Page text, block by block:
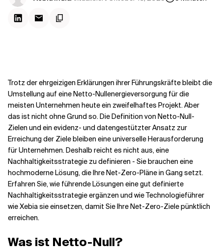
Verwandte Themen
Trotz der ehrgeizigen Erklärungen ihrer Führungskräfte bleibt die
Umstellung auf eine Netto-Nullenergieversorgung für die
meisten Unternehmen heute ein zweifelhaftes Projekt. Aber
das ist nicht ohne Grund so. Die Definition von Netto-Null-
Zielen und ein evidenz- und datengestützter Ansatz zur
Erreichung der Ziele bleiben eine universelle Herausforderung
für Unternehmen. Deshalb reicht es nicht aus, eine
Nachhaltigkeitsstrategie zu definieren - Sie brauchen eine
hochmoderne Lösung, die Ihre Net-Zero-Pläne in Gang setzt.
Erfahren Sie, wie führende Lösungen eine gut definierte
Nachhaltigkeitsstrategie ergänzen und wie Technologieführer
wie Xebia sie einsetzen, damit Sie Ihre Net-Zero-Ziele pünktlich
erreichen.
Was ist Netto-Null?